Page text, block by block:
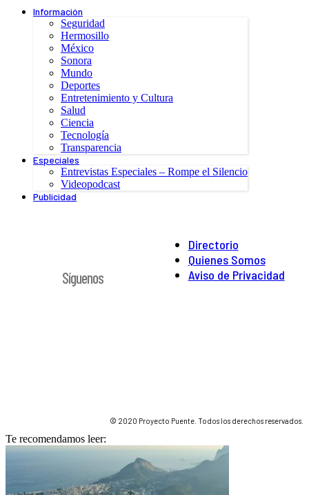
Información
Seguridad
Hermosillo
México
Sonora
Mundo
Deportes
Entretenimiento y Cultura
Salud
Ciencia
Tecnología
Transparencia
Especiales
Entrevistas Especiales – Rompe el Silencio
Videopodcast
Publicidad
Directorio
Quienes Somos
Aviso de Privacidad
Síguenos
© 2020 Proyecto Puente. Todos los derechos reservados.
Te recomendamos leer: